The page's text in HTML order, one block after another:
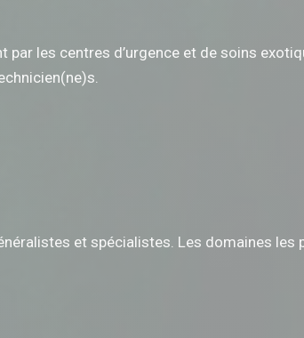
les centres d’urgence et de soins
et spécialistes. Les domaines les